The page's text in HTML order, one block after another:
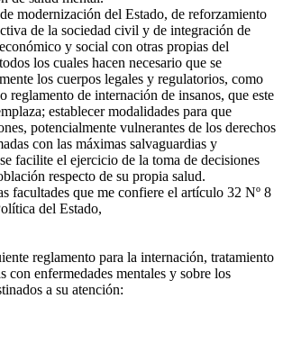
modernización del Estado, de reforzamiento
de la sociedad civil y de integración de
y social con otras propias del
los cuales hacen necesario que se
los cuerpos legales y regulatorios, como
reglamento de internación de insanos, que este
establecer modalidades para que
potencialmente vulnerantes de los derechos
con las máximas salvaguardias y
facilite el ejercicio de la toma de decisiones
respecto de su propia salud.
facultades que me confiere el artículo 32 Nº 8
del Estado,
reglamento para la internación, tratamiento
con enfermedades mentales y sobre los
a su atención: